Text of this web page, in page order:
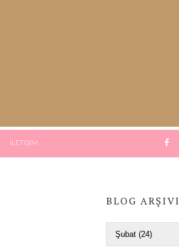
İLETIŞIM
BLOG ARŞIVI